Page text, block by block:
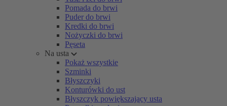
Pomada do brwi
Puder do brwi
Kredki do brwi
Nożyczki do brwi
Pęseta
Na usta
Pokaż wszystkie
Szminki
Błyszczyki
Konturówki do ust
Błyszczyk powiększający usta